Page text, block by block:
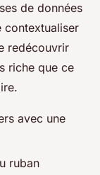
de données
contextualiser
redécouvrir
riche que ce
avec une
ruban